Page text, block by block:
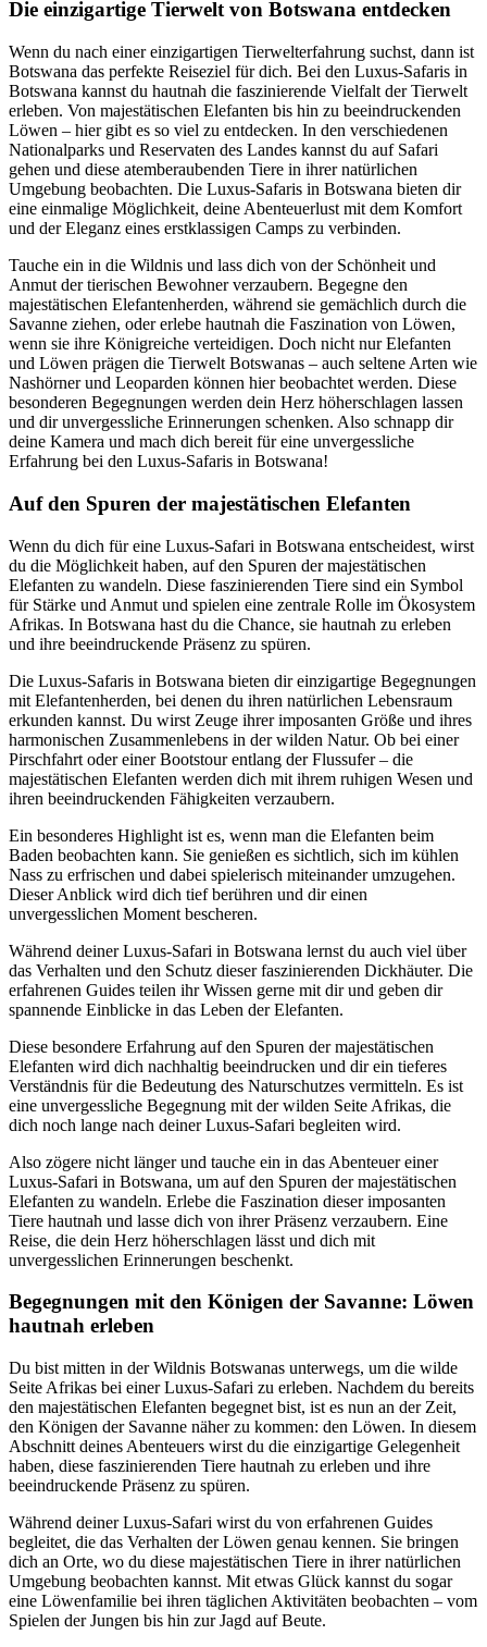
Die einzigartige Tierwelt von Botswana entdecken
Wenn du nach einer einzigartigen Tierwelterfahrung suchst, dann ist
Botswana das perfekte Reiseziel für dich. Bei den Luxus-Safaris in
Botswana kannst du hautnah die faszinierende Vielfalt der Tierwelt
erleben. Von majestätischen Elefanten bis hin zu beeindruckenden
Löwen – hier gibt es so viel zu entdecken. In den verschiedenen
Nationalparks und Reservaten des Landes kannst du auf Safari
gehen und diese atemberaubenden Tiere in ihrer natürlichen
Umgebung beobachten. Die Luxus-Safaris in Botswana bieten dir
eine einmalige Möglichkeit, deine Abenteuerlust mit dem Komfort
und der Eleganz eines erstklassigen Camps zu verbinden.
Tauche ein in die Wildnis und lass dich von der Schönheit und
Anmut der tierischen Bewohner verzaubern. Begegne den
majestätischen Elefantenherden, während sie gemächlich durch die
Savanne ziehen, oder erlebe hautnah die Faszination von Löwen,
wenn sie ihre Königreiche verteidigen. Doch nicht nur Elefanten
und Löwen prägen die Tierwelt Botswanas – auch seltene Arten wie
Nashörner und Leoparden können hier beobachtet werden. Diese
besonderen Begegnungen werden dein Herz höherschlagen lassen
und dir unvergessliche Erinnerungen schenken. Also schnapp dir
deine Kamera und mach dich bereit für eine unvergessliche
Erfahrung bei den Luxus-Safaris in Botswana!
Auf den Spuren der majestätischen Elefanten
Wenn du dich für eine Luxus-Safari in Botswana entscheidest, wirst
du die Möglichkeit haben, auf den Spuren der majestätischen
Elefanten zu wandeln. Diese faszinierenden Tiere sind ein Symbol
für Stärke und Anmut und spielen eine zentrale Rolle im Ökosystem
Afrikas. In Botswana hast du die Chance, sie hautnah zu erleben
und ihre beeindruckende Präsenz zu spüren.
Die Luxus-Safaris in Botswana bieten dir einzigartige Begegnungen
mit Elefantenherden, bei denen du ihren natürlichen Lebensraum
erkunden kannst. Du wirst Zeuge ihrer imposanten Größe und ihres
harmonischen Zusammenlebens in der wilden Natur. Ob bei einer
Pirschfahrt oder einer Bootstour entlang der Flussufer – die
majestätischen Elefanten werden dich mit ihrem ruhigen Wesen und
ihren beeindruckenden Fähigkeiten verzaubern.
Ein besonderes Highlight ist es, wenn man die Elefanten beim
Baden beobachten kann. Sie genießen es sichtlich, sich im kühlen
Nass zu erfrischen und dabei spielerisch miteinander umzugehen.
Dieser Anblick wird dich tief berühren und dir einen
unvergesslichen Moment bescheren.
Während deiner Luxus-Safari in Botswana lernst du auch viel über
das Verhalten und den Schutz dieser faszinierenden Dickhäuter. Die
erfahrenen Guides teilen ihr Wissen gerne mit dir und geben dir
spannende Einblicke in das Leben der Elefanten.
Diese besondere Erfahrung auf den Spuren der majestätischen
Elefanten wird dich nachhaltig beeindrucken und dir ein tieferes
Verständnis für die Bedeutung des Naturschutzes vermitteln. Es ist
eine unvergessliche Begegnung mit der wilden Seite Afrikas, die
dich noch lange nach deiner Luxus-Safari begleiten wird.
Also zögere nicht länger und tauche ein in das Abenteuer einer
Luxus-Safari in Botswana, um auf den Spuren der majestätischen
Elefanten zu wandeln. Erlebe die Faszination dieser imposanten
Tiere hautnah und lasse dich von ihrer Präsenz verzaubern. Eine
Reise, die dein Herz höherschlagen lässt und dich mit
unvergesslichen Erinnerungen beschenkt.
Begegnungen mit den Königen der Savanne: Löwen
hautnah erleben
Du bist mitten in der Wildnis Botswanas unterwegs, um die wilde
Seite Afrikas bei einer Luxus-Safari zu erleben. Nachdem du bereits
den majestätischen Elefanten begegnet bist, ist es nun an der Zeit,
den Königen der Savanne näher zu kommen: den Löwen. In diesem
Abschnitt deines Abenteuers wirst du die einzigartige Gelegenheit
haben, diese faszinierenden Tiere hautnah zu erleben und ihre
beeindruckende Präsenz zu spüren.
Während deiner Luxus-Safari wirst du von erfahrenen Guides
begleitet, die das Verhalten der Löwen genau kennen. Sie bringen
dich an Orte, wo du diese majestätischen Tiere in ihrer natürlichen
Umgebung beobachten kannst. Mit etwas Glück kannst du sogar
eine Löwenfamilie bei ihren täglichen Aktivitäten beobachten – vom
Spielen der Jungen bis hin zur Jagd auf Beute.